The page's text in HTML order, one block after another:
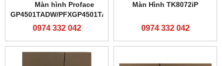
Màn hình Proface
GP4501TADW/PFXGP4501TADW
0974 332 042
Màn Hình TK8072iP
0974 332 042